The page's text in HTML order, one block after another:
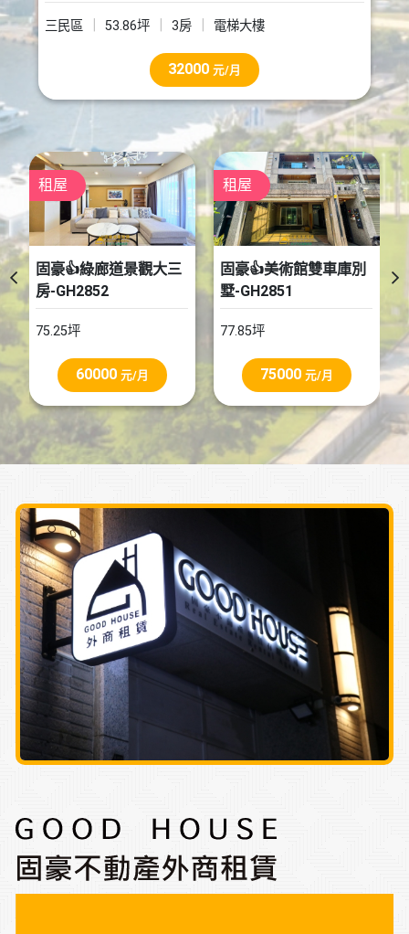
三民區 53.86坪 3房 電梯大樓
32000 元/月
租屋
固豪👍美術館雙車庫別
墅-GH2851
77.85坪
75000 元/月
買屋
固豪👍近愛河市議會幸
福川超值透天-GHB001
14.29坪
1190 萬元